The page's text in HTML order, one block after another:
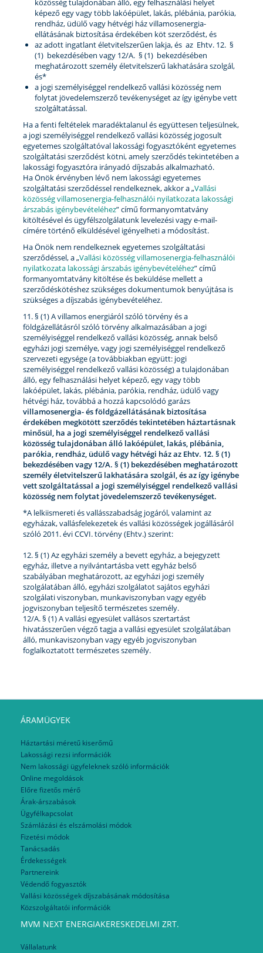
közösség tulajdonában álló, egy felhasználási helyet
képező egy vagy több lakóépület, lakás, plébánia, parókia,
rendház, üdülő vagy hétvégi ház villamosenergia-
ellátásának biztosítása érdekében köt szerződést, és
az adott ingatlant életvitelszerűen lakja, és az Ehtv. 12. §
(1) bekezdésében vagy 12/A. § (1) bekezdésében
meghatározott személy életvitelszerű lakhatására szolgál,
és*
a jogi személyiséggel rendelkező vallási közösség nem
folytat jövedelemszerző tevékenységet az így igénybe vett
szolgáltatással.
Ha a fenti feltételek maradéktalanul és együttesen teljesülnek,
a jogi személyiséggel rendelkező vallási közösség jogosult
egyetemes szolgáltatóval lakossági fogyasztóként egyetemes
szolgáltatási szerződést kötni, amely szerződés tekintetében a
lakossági fogyasztóra irányadó díjszabás alkalmazható.
Ha Önök érvényben lévő nem lakossági egyetemes
szolgáltatási szerződéssel rendelkeznek, akkor a „Vallási
közösség villamosenergia-felhasználói nyilatkozata lakossági
árszabás igénybevételéhez” című formanyomtatvány
kitöltésével és ügyfélszolgálatunk levelezési vagy e-mail-
címére történő elküldésével igényelheti a módosítást.
Ha Önök nem rendelkeznek egyetemes szolgáltatási
szerződéssel, a „Vallási közösség villamosenergia-felhasználói
nyilatkozata lakossági árszabás igénybevételéhez” című
formanyomtatvány kitöltése és beküldése mellett a
szerződéskötéshez szükséges dokumentumok benyújtása is
szükséges a díjszabás igénybevételéhez.
11. § (1) A villamos energiáról szóló törvény és a
földgázellátásról szóló törvény alkalmazásában a jogi
személyiséggel rendelkező vallási közösség, annak belső
egyházi jogi személye, vagy jogi személyiséggel rendelkező
szervezeti egysége (a továbbiakban együtt: jogi
személyiséggel rendelkező vallási közösség) a tulajdonában
álló, egy felhasználási helyet képező, egy vagy több
lakóépület, lakás, plébánia, parókia, rendház, üdülő vagy
hétvégi ház, továbbá a hozzá kapcsolódó garázs
villamosenergia- és földgázellátásának biztosítása
érdekében megkötött szerződés tekintetében háztartásnak
minősül, ha a jogi személyiséggel rendelkező vallási
közösség tulajdonában álló lakóépület, lakás, plébánia,
parókia, rendház, üdülő vagy hétvégi ház az Ehtv. 12. § (1)
bekezdésében vagy 12/A. § (1) bekezdésében meghatározott
személy életvitelszerű lakhatására szolgál, és az így igénybe
vett szolgáltatással a jogi személyiséggel rendelkező vallási
közösség nem folytat jövedelemszerző tevékenységet.
*A lelkiismereti és vallásszabadság jogáról, valamint az
egyházak, vallásfelekezetek és vallási közösségek jogállásáról
szóló 2011. évi CCVI. törvény (Ehtv.) szerint:
12. § (1) Az egyházi személy a bevett egyház, a bejegyzett
egyház, illetve a nyilvántartásba vett egyház belső
szabályában meghatározott, az egyházi jogi személy
szolgálatában álló, egyházi szolgálatot sajátos egyházi
szolgálati viszonyban, munkaviszonyban vagy egyéb
jogviszonyban teljesítő természetes személy.
12/A. § (1) A vallási egyesület vallásos szertartást
hivatásszerűen végző tagja a vallási egyesület szolgálatában
álló, munkaviszonyban vagy egyéb jogviszonyban
foglalkoztatott természetes személy.
ÁRAMÜGYEK
Háztartási méretű kiserőmű
Lakossági rezsi információk
Nem lakossági ügyfeleknek szóló információk
Online megoldások
Előre fizetős mérő
Árak-árszabások
Ügyfélkapcsolat
Számlázási és elszámolási módok
Fizetési módok
Tanácsadás
Érdekességek
Partnereink
Védendő fogyasztók
Vallási közösségek díjszabásának módosítása
Közszolgáltatói információk
MVM NEXT ENERGIAKERESKEDELMI ZRT.
Vállalatunk